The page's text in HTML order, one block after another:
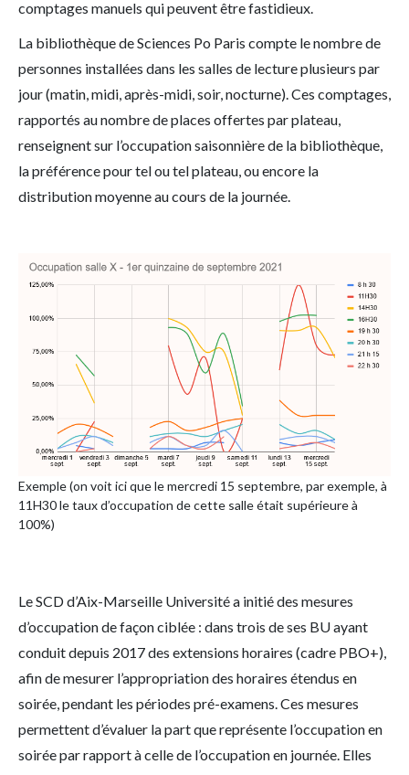
comptages manuels qui peuvent être fastidieux.
La bibliothèque de Sciences Po Paris compte le nombre de
personnes installées dans les salles de lecture plusieurs par
jour (matin, midi, après-midi, soir, nocturne). Ces comptages,
rapportés au nombre de places offertes par plateau,
renseignent sur l’occupation saisonnière de la bibliothèque,
la préférence pour tel ou tel plateau, ou encore la
distribution moyenne au cours de la journée.
Exemple (on voit ici que le mercredi 15 septembre, par exemple, à
11H30 le taux d’occupation de cette salle était supérieure à
100%)
Le SCD d’Aix-Marseille Université a initié des mesures
d’occupation de façon ciblée : dans trois de ses BU ayant
conduit depuis 2017 des extensions horaires (cadre PBO+),
afin de mesurer l’appropriation des horaires étendus en
soirée, pendant les périodes pré-examens. Ces mesures
permettent d’évaluer la part que représente l’occupation en
soirée par rapport à celle de l’occupation en journée. Elles